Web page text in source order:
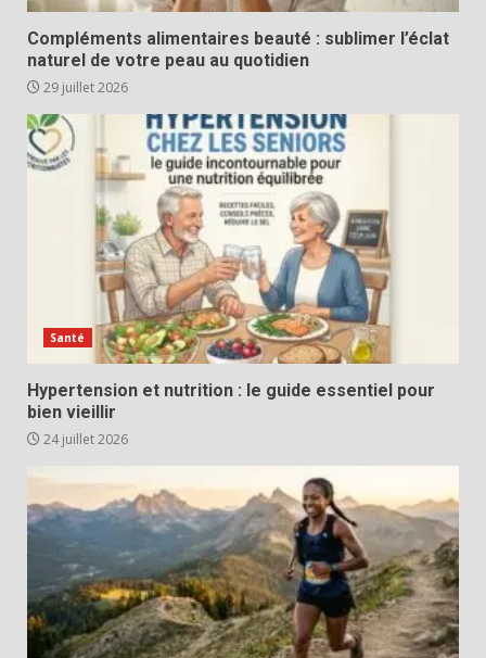
Compléments alimentaires beauté : sublimer l’éclat
naturel de votre peau au quotidien
29 juillet 2026
Santé
Hypertension et nutrition : le guide essentiel pour
bien vieillir
24 juillet 2026